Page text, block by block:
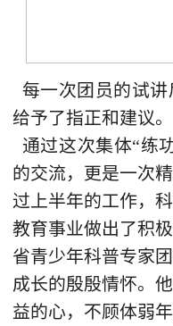
每一次团员的试
给予了指正和建议。
通过这次集体“练
的交流，更是一次
过上半年的工作，
教育事业做出了积
省青少年科普专家
成长的殷殷情怀。
益的心，不顾体弱